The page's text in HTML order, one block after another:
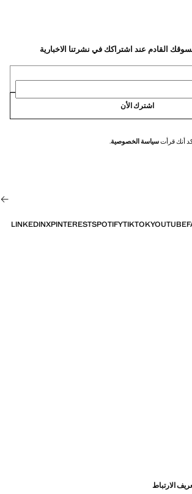
اشترك الأن
أنك قرأتسياسة الخصوصية.
YOUTUBE
TIKTOK
SPOTIFY
PINTEREST
X
LINKEDIN
الارتباط